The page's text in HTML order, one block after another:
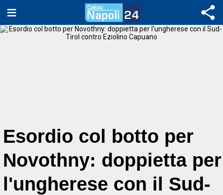
Esordio col botto per
Novothny: doppietta per
l'ungherese con il Sud-